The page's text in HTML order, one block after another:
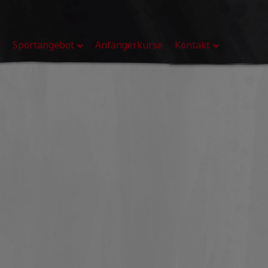
Sportangebot Anfängerkurse Kontakt